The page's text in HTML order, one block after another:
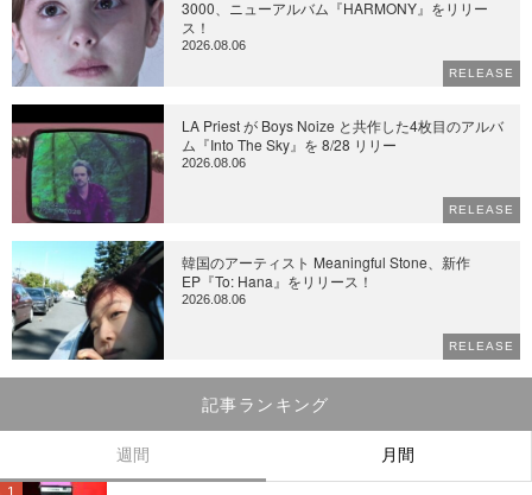
3000、ニューアルバム『HARMONY』をリリー
ス！
2026.08.06
RELEASE
LA Priest が Boys Noize と共作した4枚目のアルバ
ム『Into The Sky』を 8/28 リリー
2026.08.06
RELEASE
韓国のアーティスト Meaningful Stone、新作
EP『To: Hana』をリリース！
2026.08.06
RELEASE
記事ランキング
週間 月間